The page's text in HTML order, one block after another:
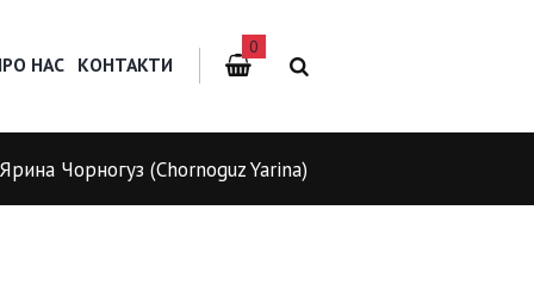
НАС КОНТАКТИ
0
Ярина Чорногуз (Chornoguz Yarina)